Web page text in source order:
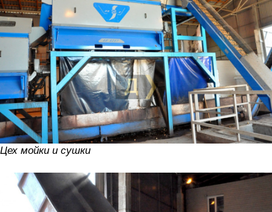
Цех мойки и сушки